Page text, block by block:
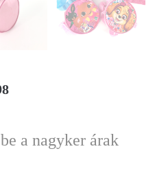
a nagyker árak